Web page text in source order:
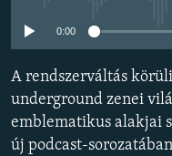
VILÁG
KLÍMAVÁLTOZÁS
A MÚLT TANULSÁGAI
0:00
A rendszerváltás
underground zenei
emblematikus alakjai
új podcast-